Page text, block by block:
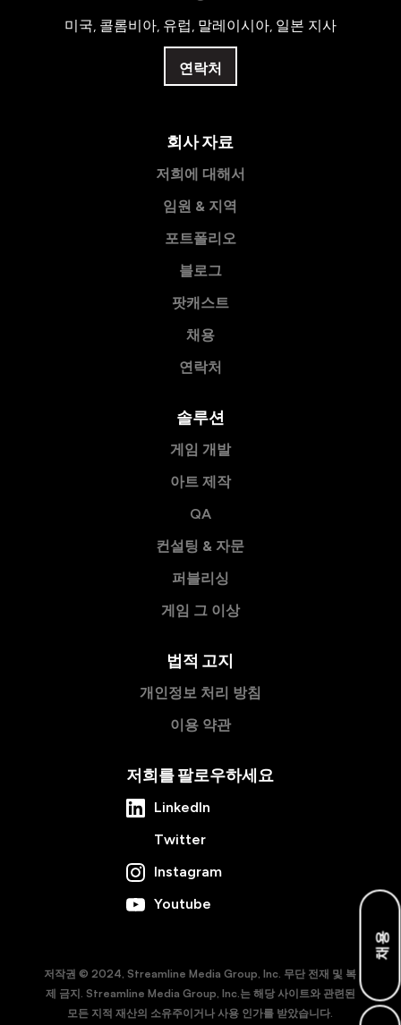
채용
미국, 콜롬비아, 유럽, 말레이시아, 일본 지사
연락처
회사 자료
저희에 대해서
임원 & 지역
포트폴리오
블로그
팟캐스트
채용
연락처
솔루션
게임 개발
아트 제작
QA
컨설팅 & 자문
퍼블리싱
게임 그 이상
법적 고지
개인정보 처리 방침
이용 약관
저희를 팔로우하세요
LinkedIn
Twitter
Instagram
Youtube
저작권 © 2024, Streamline Media Group, Inc. 무단 전재 및 복
제 금지. Streamline Media Group, Inc.는 해당 사이트와 관련된
모든 지적 재산의 소유주이거나 사용 인가를 받았습니다.